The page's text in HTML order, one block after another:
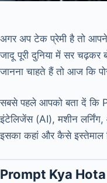
अगर अप टेक प्रेमी है तो
जादू पूरी दुनिया में सर
जानना चाहते हैं तो आज कि
सबसे पहले आपको बता दें कि
इंटेलिजेंस (AI), मशीन
इसका कहां और कैसे इस्तेमाल
Prompt Kya